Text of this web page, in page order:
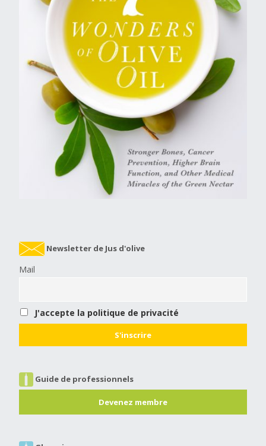
Newsletter de Jus d'olive
Mail
J'accepte la politique de privacité
Guide de professionnels
Devenez membre